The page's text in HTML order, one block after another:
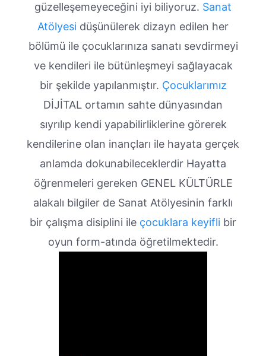
güzelleşemeyeceğini iyi biliyoruz. Sanat
Atölyesi düşünülerek dizayn edilen her
bölümü ile çocuklarınıza sanatı sevdirmeyi
ve kendileri ile bütünleşmeyi sağlayacak
bir şekilde yapılanmıştır. Çocuklarımız
DİJİTAL ortamın sahte dünyasından
sıyrılıp kendi yapabilirliklerine görerek
kendilerine olan inançları ile hayata gerçek
anlamda dokunabileceklerdir Hayatta
öğrenmeleri gereken GENEL KÜLTÜRLE
alakalı bilgiler de Sanat Atölyesinin farklı
bir çalışma disiplini ile çocuklara keyifli bir
oyun form-atında öğretilmektedir.